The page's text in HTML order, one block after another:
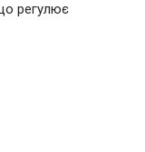
регулює